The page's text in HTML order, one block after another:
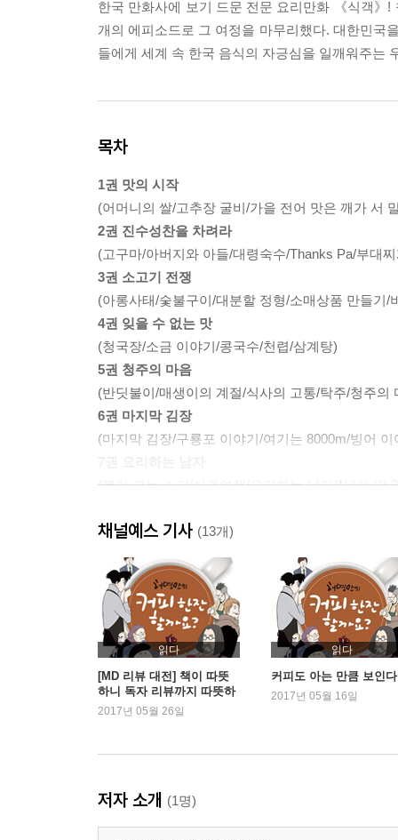
한국 만화사에 보기 드문 전문 요리만화 《식객》
개의 에피소드로 그 여정을 마무리했다. 대한민국
들에게 세계 속 한국 음식의 자긍심을 일깨워주는
목차
1권 맛의 시작
(어머니의 쌀/고추장 굴비/가을 전어 맛은 깨가 서
2권 진수성찬을 차려라
(고구마/아버지와 아들/대령숙수/Thanks Pa/부대
3권 소고기 전쟁
(아롱사태/숯불구이/대분할 정형/소매상품 만들기/
4권 잊을 수 없는 맛
(청국장/소금 이야기/콩국수/천렵/삼계탕)
5권 청주의 마음
(반딧불이/매생이의 계절/식사의 고통/탁주/청주의
6권 마지막 김장
(마지막 김장/구룡포 이야기/여기는 8000m/빙어
(봄이 오는 소리/식객여행/요리하는 남자/1년에 딱
(죽음과 맞바꾸는 맛/과하주/애드리브/제호탕/
9권 홍어를 찾아서
(갓김치/홍어를 찾아서/한과/미역국/참새구이)
10권 자반고등어 만들기
(자반고등어/요리사의 사랑/콩나물을 닮은 여인/콩
11권 도시의 수도승
(24시간의 승부/장마/도시의 수도승/가족/식탁 위의
12권 완벽한 음식
(빈대떡/완벽한 음식/진수 성찬 옥자/연어/메밀묵)
(대구/김치찌개/김/우럭젓국/닭강정)
15권 돼지고기 열전
채널예스 기사 (13개)
읽다
[MD 리뷰 대전] 책이 따뜻
하니 독자 리뷰까지 따뜻하
다
2017년 05월 26일
읽다
커피도 아는 만큼 보인다
2017년 05월 16일
저자 소개 (1명)